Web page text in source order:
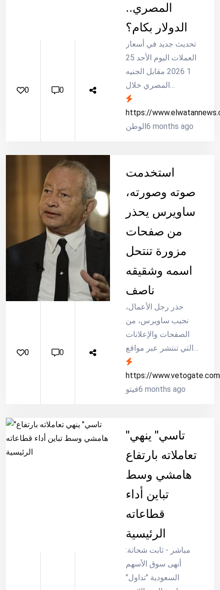
تشخيصه في مراحل
متقدمة، لأن أعراضه
[&hellip;]
0 0
المصري..
الدولار بكام؟
تحديث جديد في أسعار
العملات اليوم الأحد 25
1 2026 مقابل الجنيه
المصري خلال
التعاملات اليومية في
مصر وفقا لأخر
تحديثات البنوك العاملة
https://
الوطن6 months ago
0 0
استخدمت
صوته وصورته،
ساويرس يحذر
من صفحات
مزورة تنتحل
اسمه وشقيقه
ناصف
حذر رجل الأعمال،
نجيب ساويرس، من
الصفحات والإعلانات
التي تنتشر عبر مواقع
التواصل الاجتماعي،
والتي تستخدم صورته
وصورة شقيقه ناصف،
عبر المنصات تستخدم
أيضًا الذكاء الاصطناعي
لتقليد صوته وشقيقه،
https://www.vetogate.com
فيتو6 months ago
"تاسي" ينهي
تعاملاته بارتفاع
هامشي وسط
تباين أداء
قطاعاته
الرئيسية
مباشر - ثابت شحاتة:
أنهى سوق الأسهم
السعودية "تداول"